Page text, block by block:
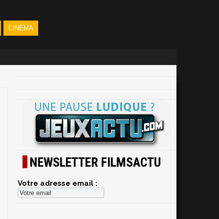
CINÉMA
NEWSLETTER FILMSACTU
Votre adresse email :